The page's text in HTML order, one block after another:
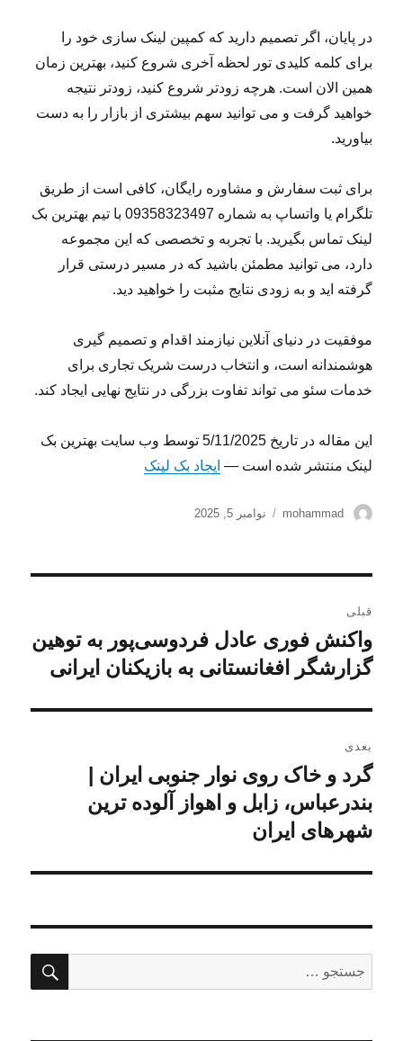
در پایان، اگر تصمیم دارید که کمپین لینک سازی خود را
برای کلمه کلیدی تور لحظه آخری شروع کنید، بهترین زمان
همین الان است. هرچه زودتر شروع کنید، زودتر نتیجه
خواهید گرفت و می توانید سهم بیشتری از بازار را به دست
بیاورید.
برای ثبت سفارش و مشاوره رایگان، کافی است از طریق
تلگرام یا واتساپ به شماره 09358323497 با تیم بهترین بک
لینک تماس بگیرید. با تجربه و تخصصی که این مجموعه
دارد، می توانید مطمئن باشید که در مسیر درستی قرار
گرفته اید و به زودی نتایج مثبت را خواهید دید.
موفقیت در دنیای آنلاین نیازمند اقدام و تصمیم گیری
هوشمندانه است، و انتخاب درست شریک تجاری برای
خدمات سئو می تواند تفاوت بزرگی در نتایج نهایی ایجاد کند.
این مقاله در تاریخ 5/11/2025 توسط وب سایت بهترین بک
لینک منتشر شده است — ایجاد بک لینک
نویسنده
mohammad
ارسال
نوامبر 5, 2025
نوشته
قبلی
نوشته
قبلی:
واکنش فوری عادل فردوسی‌پور به توهین
گزارشگر افغانستانی به بازیکنان ایرانی
بعدی
نوشته
بعدی:
گرد و خاک روی نوار جنوبی ایران |
بندرعباس، زابل و اهواز آلوده ترین
شهرهای ایران
برای: